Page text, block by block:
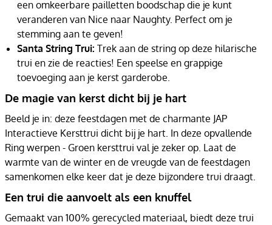
een omkeerbare pailletten boodschap die je kunt
veranderen van Nice naar Naughty. Perfect om je
stemming aan te geven!
Santa String Trui: Trek aan de string op deze hilarische
trui en zie de reacties! Een speelse en grappige
toevoeging aan je kerst garderobe.
De magie van kerst dicht bij je hart
Beeld je in: deze feestdagen met de charmante JAP
Interactieve Kersttrui dicht bij je hart. In deze opvallende
Ring werpen - Groen kersttrui val je zeker op. Laat de
warmte van de winter en de vreugde van de feestdagen
samenkomen elke keer dat je deze bijzondere trui draagt.
Een trui die aanvoelt als een knuffel
Gemaakt van 100% gerecycled materiaal, biedt deze trui